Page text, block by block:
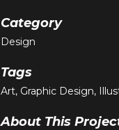
Category
Design
Tags
Art, Graphic Design,
About This